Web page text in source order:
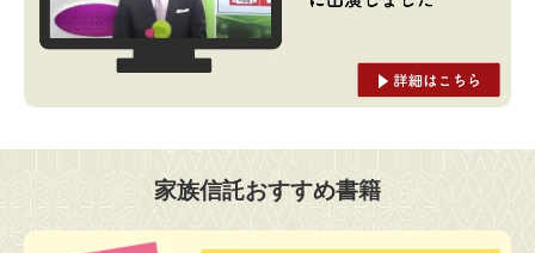
家族信託おすすめ書籍